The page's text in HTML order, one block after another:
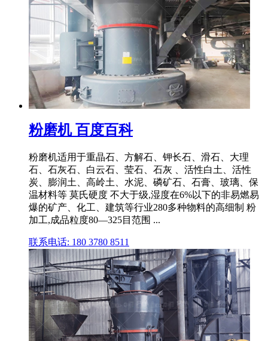
粉磨机 百度百科
粉磨机适用于重晶石、方解石、钾长石、滑石、大理
石、石灰石、白云石、莹石、石灰 、活性白土、活性
炭、膨润土、高岭土、水泥、磷矿石、石膏、玻璃、保
温材料等 莫氏硬度 不大于级,湿度在6%以下的非易燃易
爆的矿产、化工、建筑等行业280多种物料的高细制 粉
加工,成品粒度80—325目范围 ...
联系电话: 180 3780 8511